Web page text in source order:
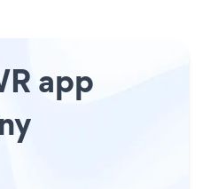
app